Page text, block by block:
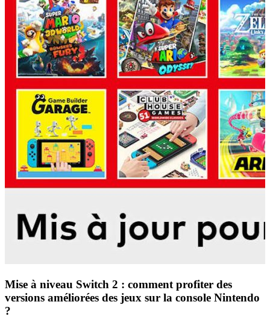
Mise à niveau Switch 2 : comment profiter des
versions améliorées des jeux sur la console Nintendo
?